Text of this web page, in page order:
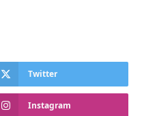
Twitter
Instagram